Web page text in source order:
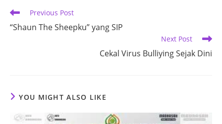
Read
more
articles
Previous Post
“Shaun The Sheepku” yang SIP
Next Post
Cekal Virus Bulliying Sejak Dini
YOU MIGHT ALSO LIKE